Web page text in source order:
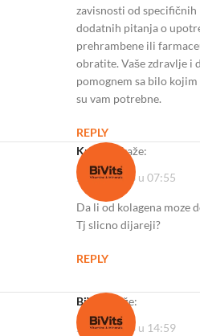
zavisnosti od
dodatnih pitanja o
prehrambene ili
obratite. Vaše zdravlje i
pomognem sa bilo
su vam potrebne.
REPLY
Kristina
kaže:
21/12/2023 u 07:55
Da li od kolagena moze
Tj slicno dijareji?
REPLY
BiVits
kaže:
27/12/2023 u 14:59